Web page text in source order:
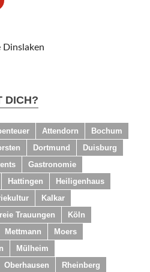
DICH?
Attendorn
Bochum
Dortmund
Duisburg
Gastronomie
Hattingen
Heiligenhaus
Kalkar
Trauungen
Köln
Mettmann
Moers
Mülheim
Oberhausen
Rheinberg